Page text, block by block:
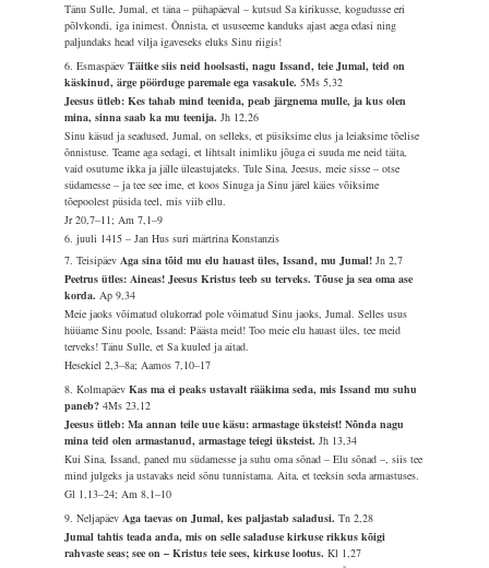
Tänu Sulle, Jumal, et täna – pühapäeval – kutsud Sa kirikusse, kogudusse eri
põlvkondi, iga inimest. Õnnista, et ususeeme kanduks ajast aega edasi ning
paljundaks head vilja igaveseks eluks Sinu riigis!
6. EsmaspäevTäitke siis neid hoolsasti, nagu Issand, teie Jumal, teid on
käskinud, ärge pöörduge paremale ega vasakule.5Ms 5,32
Jeesus ütleb: Kes tahab mind teenida, peab järgnema mulle, ja kus olen
mina, sinna saab ka mu teenija.Jh 12,26
Sinu käsud ja seadused, Jumal, on selleks, et püsiksime elus ja leiaksime tõelise
õnnistuse. Teame aga sedagi, et lihtsalt inimliku jõuga ei suuda me neid täita,
vaid osutume ikka ja jälle üleastujateks. Tule Sina, Jeesus, meie sisse – otse
südamesse – ja tee see ime, et koos Sinuga ja Sinu järel käies võiksime
tõepoolest püsida teel, mis viib ellu.
Jr 20,7–11; Am 7,1–9
6. juuli 1415 – Jan Hus suri märtrina Konstanzis
7. TeisipäevAga sina tõid mu elu hauast üles, Issand, mu Jumal!Jn 2,7
Peetrus ütles: Aineas! Jeesus Kristus teeb su terveks. Tõuse ja sea oma ase
korda.Ap 9,34
Meie jaoks võimatud olukorrad pole võimatud Sinu jaoks, Jumal. Selles usus
hüüame Sinu poole, Issand: Päästa meid! Too meie elu hauast üles, tee meid
terveks! Tänu Sulle, et Sa kuuled ja aitad.
Hesekiel 2,3–8a; Aamos 7,10–17
8. KolmapäevKas ma ei peaks ustavalt rääkima seda, mis Issand mu suhu
paneb?4Ms 23,12
Jeesus ütleb: Ma annan teile uue käsu: armastage üksteist! Nõnda nagu
mina teid olen armastanud, armastage teiegi üksteist.Jh 13,34
Kui Sina, Issand, paned mu südamesse ja suhu oma sõnad – Elu sõnad –, siis tee
mind julgeks ja ustavaks neid sõnu tunnistama. Aita, et teeksin seda armastuses.
Gl 1,13–24; Am 8,1–10
9. NeljapäevAga taevas on Jumal, kes paljastab saladusi.Tn 2,28
Jumal tahtis teada anda, mis on selle saladuse kirkuse rikkus kõigi
rahvaste seas; see on – Kristus teie sees, kirkuse lootus.Kl 1,27